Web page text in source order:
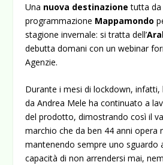
Una nuova destinazione tutta da
programmazione Mappamondo
stagione invernale: si tratta dell’
debutta domani con un webinar
Agenzie.
Durante i mesi di lockdown, infatti,
da Andrea Mele ha continuato a
del prodotto, dimostrando così il
marchio che da ben 44 anni opera
mantenendo sempre uno sguardo
capacità di non arrendersi mai,